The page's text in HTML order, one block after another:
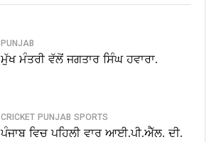
PUNJAB
ਮੁੱਖ ਮੰਤਰੀ ਵੱਲੋਂ ਜਗਤਾਰ ਸਿੰਘ ਹਵਾਰਾ.
CRICKET PUNJAB SPORTS
ਪੰਜਾਬ ਵਿਚ ਪਹਿਲੀ ਵਾਰ ਆਈ.ਪੀ.ਐੱਲ. ਦੀ.